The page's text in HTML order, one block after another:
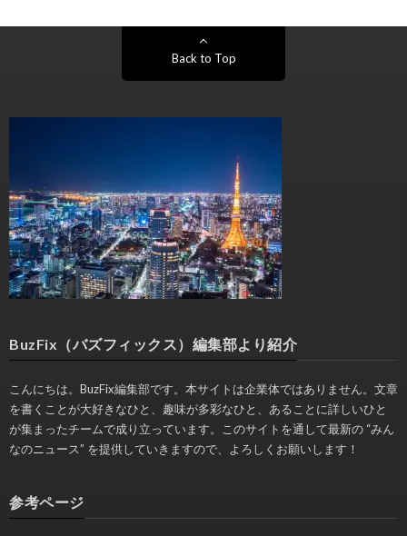
Back to Top
BuzFix（バズフィックス）編集部より紹介
こんにちは。BuzFix編集部です。本サイトは企業体ではありません。文章
を書くことが大好きなひと、趣味が多彩なひと、あることに詳しいひと
が集まったチームで成り立っています。このサイトを通して最新の “みん
なのニュース” を提供していきますので、よろしくお願いします！
参考ページ